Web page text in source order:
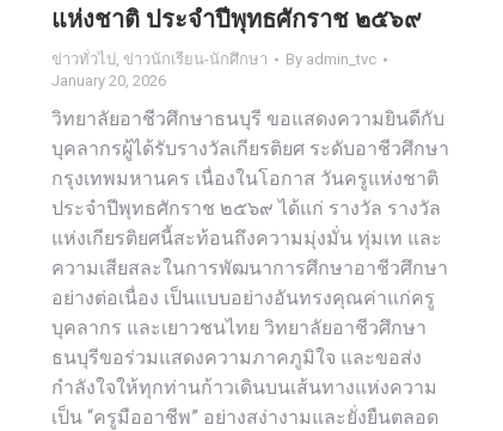
แห่งชาติ ประจำปีพุทธศักราช ๒๕๖๙
ข่าวทั่วไป, ข่าวนักเรียน-นักศึกษา By admin_tvc
January 20, 2026
วิทยาลัยอาชีวศึกษาธนบุรี ขอแสดงความยินดีกับ
บุคลากรผู้ได้รับรางวัลเกียรติยศ ระดับอาชีวศึกษา
กรุงเทพมหานคร เนื่องในโอกาส วันครูแห่งชาติ
ประจำปีพุทธศักราช ๒๕๖๙ ได้แก่ รางวัล รางวัล
แห่งเกียรติยศนี้สะท้อนถึงความมุ่งมั่น ทุ่มเท และ
ความเสียสละในการพัฒนาการศึกษาอาชีวศึกษา
อย่างต่อเนื่อง เป็นแบบอย่างอันทรงคุณค่าแก่ครู
บุคลากร และเยาวชนไทย วิทยาลัยอาชีวศึกษา
ธนบุรีขอร่วมแสดงความภาคภูมิใจ และขอส่ง
กำลังใจให้ทุกท่านก้าวเดินบนเส้นทางแห่งความ
เป็น “ครูมืออาชีพ” อย่างสง่างามและยั่งยืนตลอด